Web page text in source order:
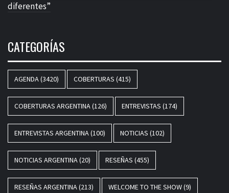
diferentes”
CATEGORÍAS
AGENDA(3420) COBERTURAS (415)
COBERTURAS ARGENTINA(126) ENTREVISTAS (174)
ENTREVISTAS ARGENTINA(100) NOTICIAS (102)
NOTICIAS ARGENTINA(20) RESEÑAS (455)
RESEÑAS ARGENTINA(213) WELCOME TO THE SHOW(9)